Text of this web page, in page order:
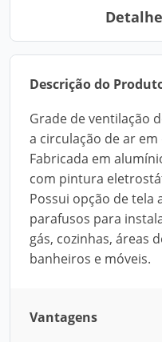
Descrição do
Grade de ventilação
a circulação de ar
Fabricada em
com pintura
Possui opção de tela
parafusos para
gás, cozinhas, áreas
banheiros e móveis.
Vantagens